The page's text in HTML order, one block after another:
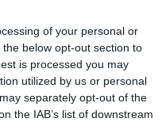
of your personal or
below opt-out section to
is processed you may
utilized by us or personal
separately opt-out of the
the IAB’s list of downstream